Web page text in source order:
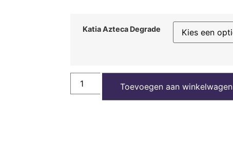
Katia Azteca Degrade
Toevoegen aan winkelwagen